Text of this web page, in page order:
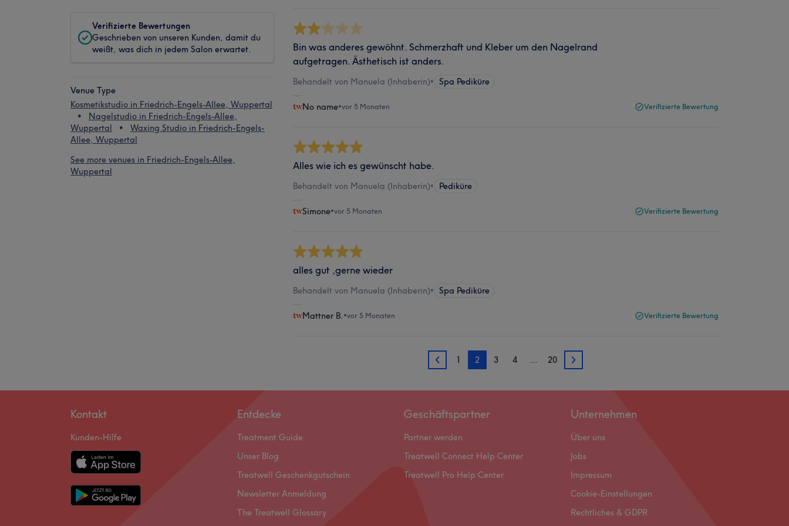
Verifizierte Bewertungen
Geschrieben von unseren Kunden, damit du
weißt, was dich in jedem Salon erwartet.
Venue Type
Kosmetikstudio in Friedrich-Engels-Allee, Wuppertal
Nagelstudio in Friedrich-Engels-Allee,
Wuppertal
Waxing Studio in Friedrich-Engels-
Allee, Wuppertal
See more venues in Friedrich-Engels-Allee,
Wuppertal
Bin was anderes gewöhnt. Schmerzhaft und Kleber um den Nagelrand
aufgetragen. Ästhetisch ist anders.
Behandelt von Manuela (Inhaberin)• Spa Pediküre
No name•vor 5 Monaten Verifizierte Bewertung
Alles wie ich es gewünscht habe.
Behandelt von Manuela (Inhaberin)• Pediküre
Simone•vor 5 Monaten Verifizierte Bewertung
alles gut ,gerne wieder
Behandelt von Manuela (Inhaberin)• Spa Pediküre
Mattner B. •vor 5 Monaten Verifizierte Bewertung
1 1 2 3 4 … 20 3
Kontakt
Kunden-Hilfe
Entdecke
Treatment Guide
Unser Blog
Treatwell Geschenkgutschein
Newsletter Anmeldung
The Treatwell Glossary
Geschäftspartner
Partner werden
Treatwell Connect Help Center
Treatwell Pro Help Center
Unternehmen
Über uns
Jobs
Impressum
Cookie-Einstellungen
Rechtliches & GDPR